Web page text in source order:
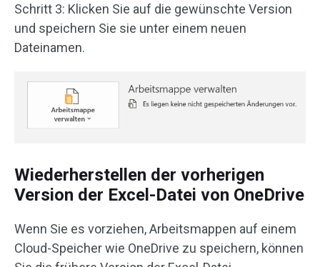
Schritt 3: Klicken Sie auf die gewünschte Version
und speichern Sie sie unter einem neuen
Dateinamen.
Wiederherstellen der vorherigen
Version der Excel-Datei von OneDrive
Wenn Sie es vorziehen, Arbeitsmappen auf einem
Cloud-Speicher wie OneDrive zu speichern, können